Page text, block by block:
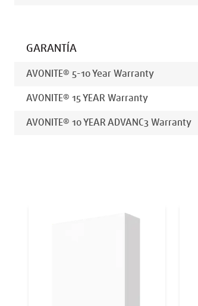
GARANTÍA
AVONITE® 5-10 Year Warranty
AVONITE® 15 YEAR Warranty
AVONITE® 10 YEAR ADVANC3 Warranty